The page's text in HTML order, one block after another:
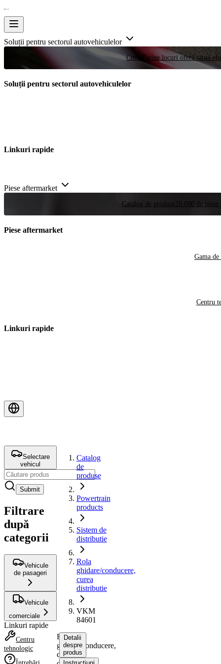
Soluții pentru sectorul autovehiculelor
Curse Puține locuri oferă șansa
Soluții pentru sectorul autovehiculelor
Linkuri rapide
Piese aftermarket
Catalog de produse 20.000 de
Piese aftermarket
Gama de
Centru
Linkuri rapide
Selectare
vehicul
Submit
Filtrare
după
categorii
Vehicule
de pasageri
Vehicule
comerciale
Linkuri rapide
Centru
tehnologic
Catalog
de
produse
Powertrain
products
Sistem de
distributie
Rola
ghidare/conducere,
curea
distributie
VKM
84601
Rola
ghidare/conducere,
curea
Detalii
despre
produs